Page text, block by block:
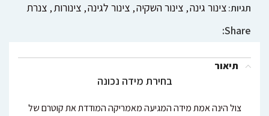
תגיות:צינור גינה, צינור השקיה, צינור לגינה, צינורות, צנרת
Share:
תיאור
בחירת מידה נכונה
צול הינה אמת מידה המגיעה מאמריקה המודדת את קוטרם של